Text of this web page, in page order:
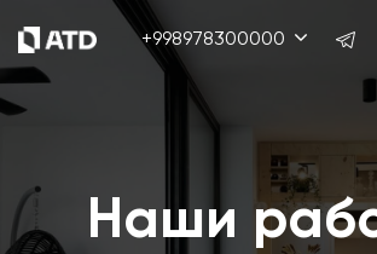
+998978300000
Наши